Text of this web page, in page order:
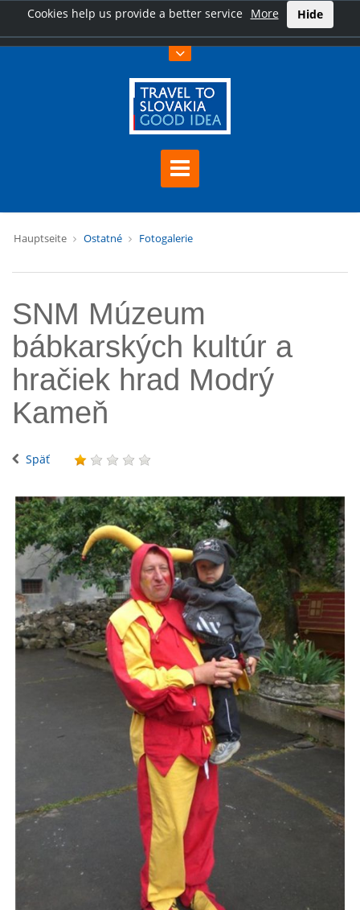
Cookies help us provide a better service More Hide
Hauptseite Ostatné Fotogalerie
SNM Múzeum
bábkarských kultúr a
hračiek hrad Modrý
Kameň
Späť